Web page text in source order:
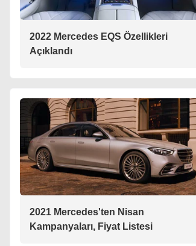
2022 Mercedes EQS Özellikleri
Açıklandı
2021 Mercedes'ten Nisan
Kampanyaları, Fiyat Listesi